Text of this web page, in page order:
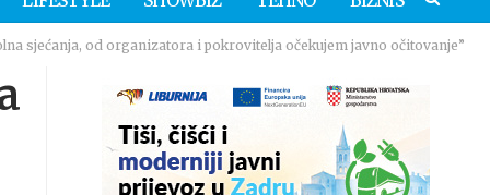
sjećanja, od organizatora i pokrovitelja očekujem javno očitovanje”